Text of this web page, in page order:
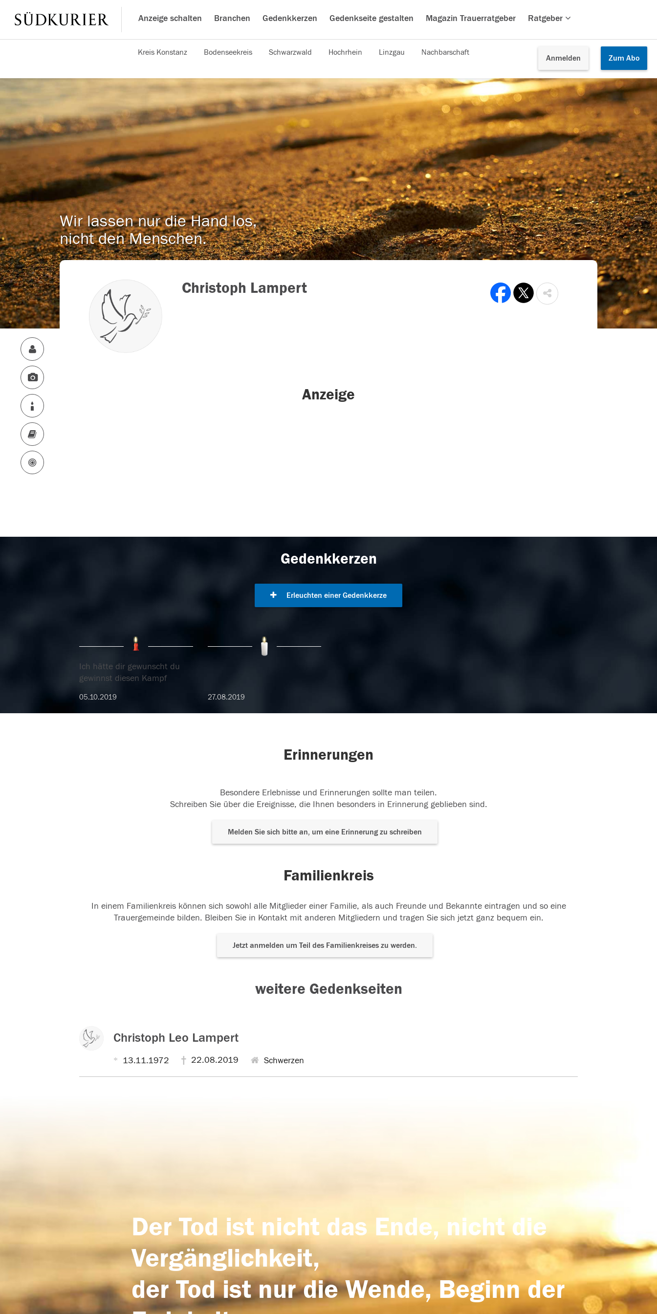
Anzeige schalten Branchen Gedenkkerzen Gedenkseite gestalten Magazin Trauerratgeber Ratgeber
Anmelden Zum Abo
Kreis Konstanz Bodenseekreis Schwarzwald Hochrhein Linzgau Nachbarschaft
Wir lassen nur die Hand los,
nicht den Menschen.
Christoph Lampert
Anzeige
Gedenkkerzen
Erleuchten einer Gedenkkerze
Ich hätte dir gewunscht du
gewinnst diesen Kampf
05.10.2019 27.08.2019
Erinnerungen
Besondere Erlebnisse und Erinnerungen sollte man teilen.
Schreiben Sie über die Ereignisse, die Ihnen besonders in Erinnerung geblieben sind.
Melden Sie sich bitte an, um eine Erinnerung zu schreiben
Familienkreis
In einem Familienkreis können sich sowohl alle Mitglieder einer Familie, als auch Freunde und Bekannte eintragen und so eine
Trauergemeinde bilden. Bleiben Sie in Kontakt mit anderen Mitgliedern und tragen Sie sich jetzt ganz bequem ein.
Jetzt anmelden um Teil des Familienkreises zu werden.
weitere Gedenkseiten
Christoph Leo Lampert
13.11.1972 22.08.2019 Schwerzen
Der Tod ist nicht das Ende, nicht die
Vergänglichkeit,
der Tod ist nur die Wende, Beginn der